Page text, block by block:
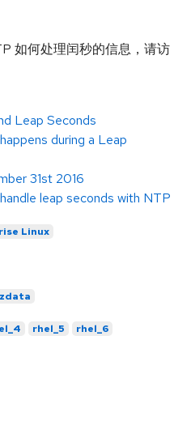
如何处理闰秒的信息，请访
Leap Seconds
during a Leap
31st 2016
leap seconds with NTP
Linux
rhel_5
rhel_6